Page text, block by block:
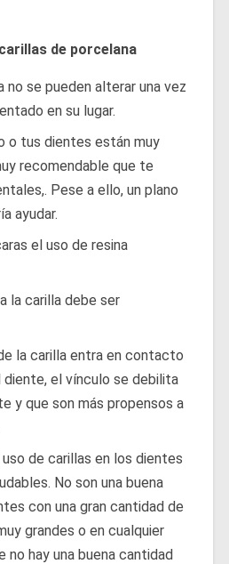
de porcelana
no se pueden alterar una vez
en su lugar.
o tus dientes están muy
recomendable que te
Pese a ello, un plano
ayudar.
el uso de resina
la carilla debe ser
la carilla entra en contacto
diente, el vínculo se debilita
y que son más propensos a
de carillas en los dientes
No son una buena
con una gran cantidad de
grandes o en cualquier
no hay una buena cantidad